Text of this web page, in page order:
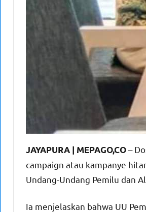
JAYAPURA | MEPAGO,CO–
campaign atau kampanye
Undang-Undang Pemilu dan
Ia menjelaskan bahwa UU